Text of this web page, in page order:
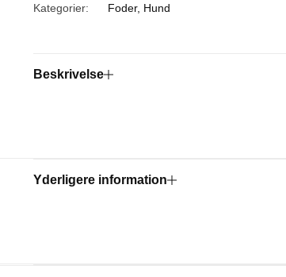
Kategorier: Foder, Hund
Beskrivelse
Yderligere information